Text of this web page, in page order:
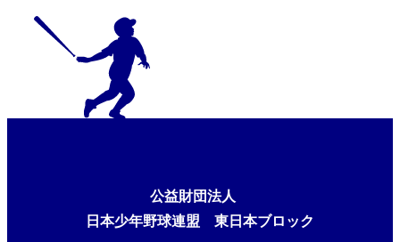
公益財団法人
日本少年野球連盟 東日本ブロック